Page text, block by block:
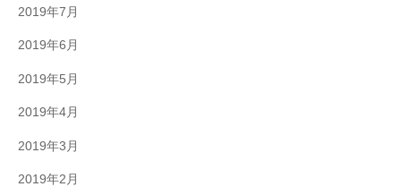
2019年7月
2019年6月
2019年5月
2019年4月
2019年3月
2019年2月